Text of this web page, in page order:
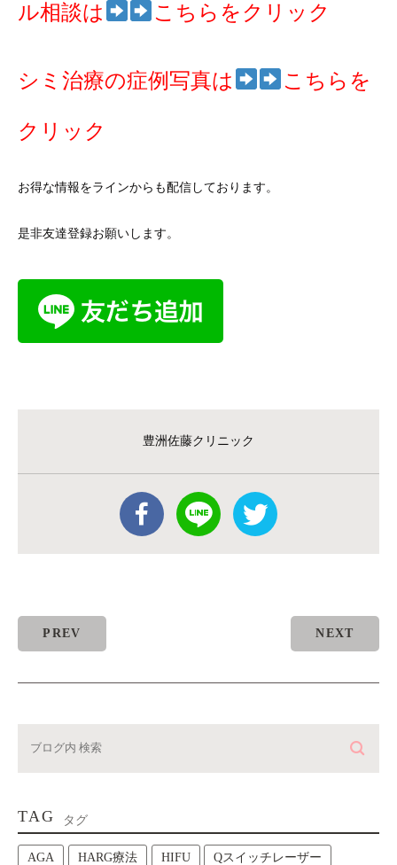
ル相談は こちらをクリック
シミ治療の症例写真は こ ちらを
クリック
お得な情報をラインからも配信しております。
是非友達登録お願いします。
豊洲佐藤クリニック
PREV NEXT
TAG タグ
AGA HARG療法 HIFU Qスイッチレーザー